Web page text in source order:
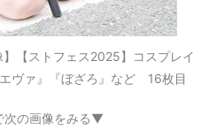
】【ストフェス2025】コスプレイ
ヴァ』『ぼざろ』など 16枚目
の画像をみる▼